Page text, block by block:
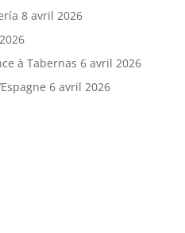
8 avril 2026
à Tabernas 6 avril 2026
6 avril 2026